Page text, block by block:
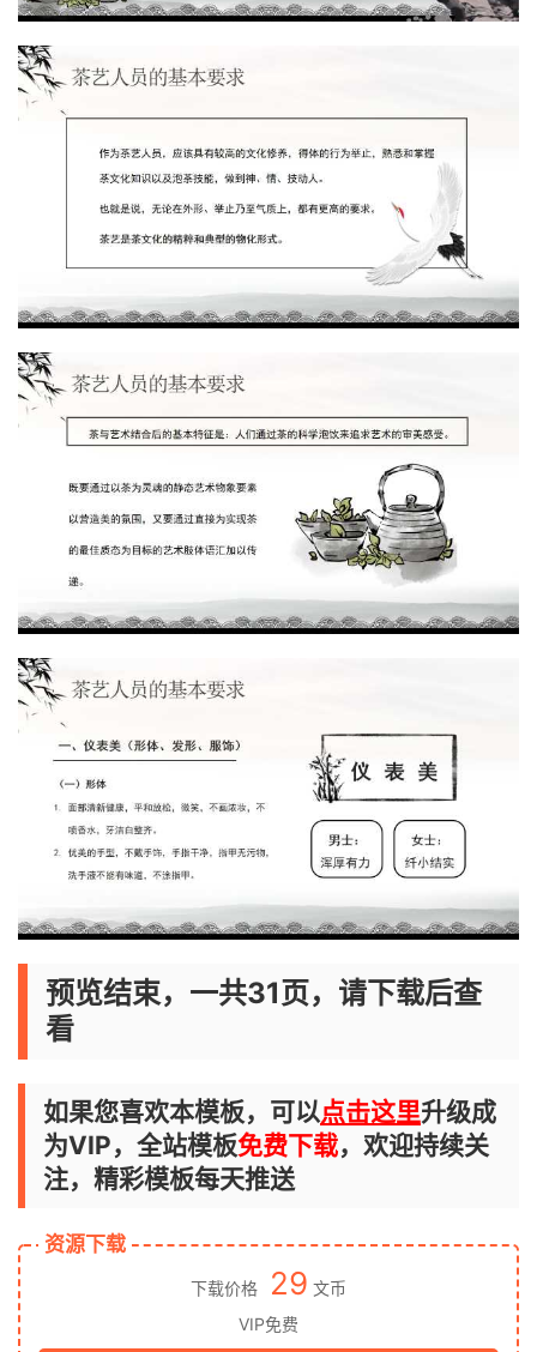
预览结束，一共31页，请下载后查
看
如果您喜欢本模板，可以点击这里升级成
为VIP，全站模板免费下载，欢迎持续关
注，精彩模板每天推送
资源下载
下载价格 29 文币
VIP免费